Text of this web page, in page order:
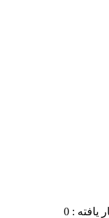
یافته : 0